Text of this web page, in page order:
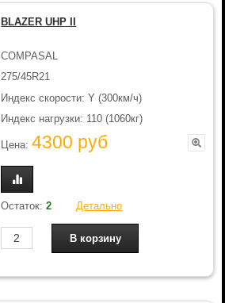
BLAZER UHP II
COMPASAL
275/45R21
Индекс скорости: Y (300км/ч)
Индекс нагрузки: 110 (1060кг)
Цена:4300 руб
Остаток:2 Детально